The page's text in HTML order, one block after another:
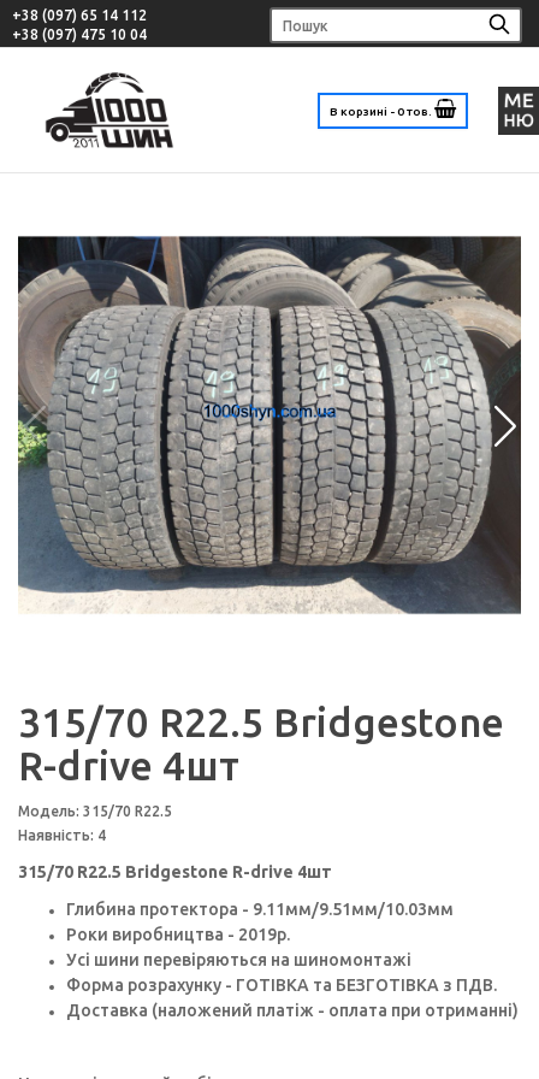
+38 (097) 65 14 112
+38 (097) 475 10 04
В корзині - 0 тов.
315/70 R22.5 Bridgestone
R-drive 4шт
Модель: 315/70 R22.5
Наявність: 4
315/70 R22.5 Bridgestone R-drive 4шт
Глибина протектора - 9.11мм/9.51мм/10.03мм
Роки виробництва - 2019p.
Усі шини перевіряються на шиномонтажі
Форма розрахунку - ГОТІВКА та БЕЗГОТІВКА з ПДВ.
Доставка (наложений платіж - оплата при отриманні)